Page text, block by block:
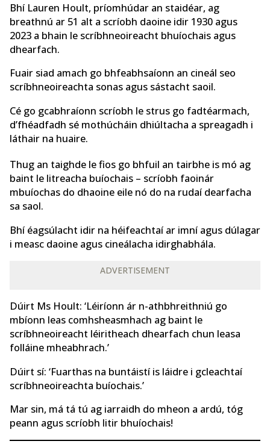
Bhí Lauren Hoult, príomhúdar an staidéar, ag
breathnú ar 51 alt a scríobh daoine idir 1930 agus
2023 a bhain le scríbhneoireacht bhuíochais agus
dhearfach.
Fuair siad amach go bhfeabhsaíonn an cineál seo
scríbhneoireachta sonas agus sástacht saoil.
Cé go gcabhraíonn scríobh le strus go fadtéarmach,
d’fhéadfadh sé mothúcháin dhiúltacha a spreagadh i
láthair na huaire.
Thug an taighde le fios go bhfuil an tairbhe is mó ag
baint le litreacha buíochais – scríobh faoinár
mbuíochas do dhaoine eile nó do na rudaí dearfacha
sa saol.
Bhí éagsúlacht idir na héifeachtaí ar imní agus dúlagar
i measc daoine agus cineálacha idirghabhála.
ADVERTISEMENT
Dúirt Ms Hoult: ‘Léiríonn ár n-athbhreithniú go
mbíonn leas comhsheasmhach ag baint le
scríbhneoireacht léiritheach dhearfach chun leasa
folláine mheabhrach.’
Dúirt sí: ‘Fuarthas na buntáistí is láidre i gcleachtaí
scríbhneoireachta buíochais.’
Mar sin, má tá tú ag iarraidh do mheon a ardú, tóg
peann agus scríobh litir bhuíochais!